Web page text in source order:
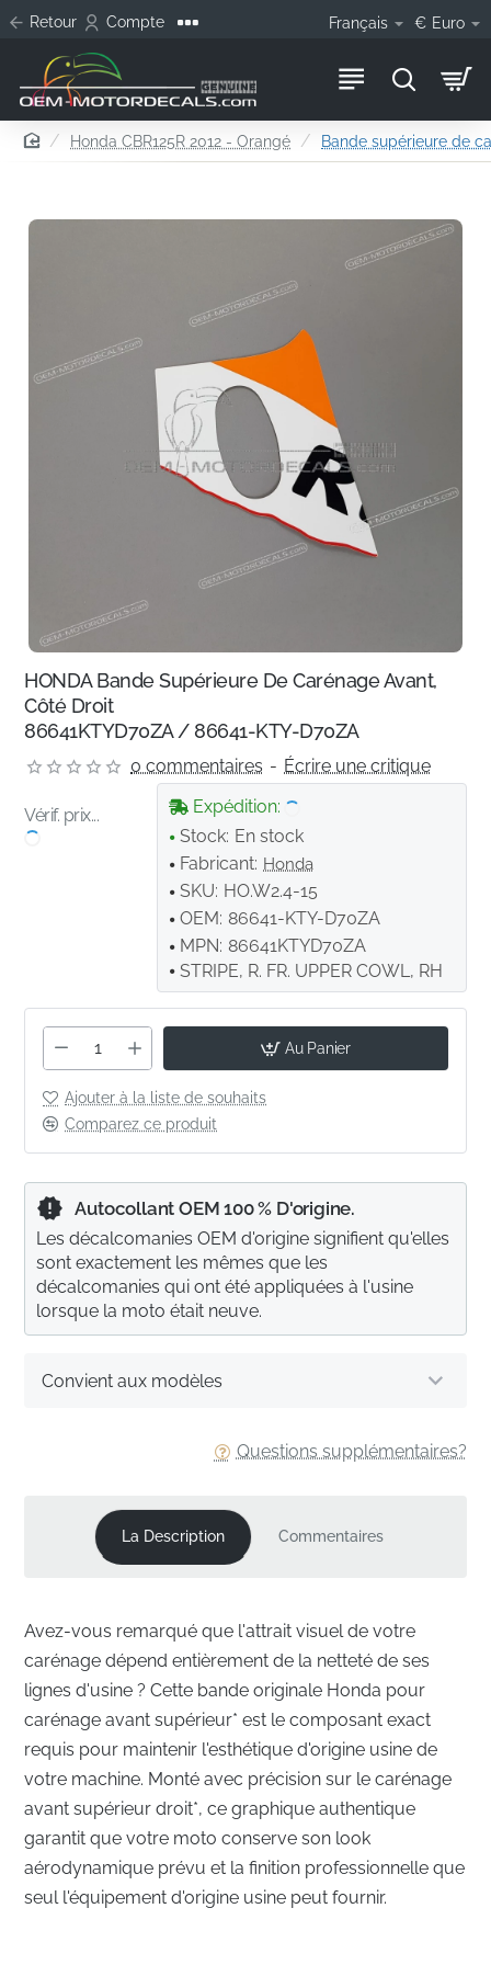
Retour Compte Français € Euro
homeHonda CBR125R 2012 - Orangé Bande supérieure de
HONDA Bande Supérieure De Carénage Avant,
Côté Droit
86641KTYD70ZA / 86641-KTY-D70ZA
0 commentaires - Écrire une critique
Vérif. prix...
Expédition:
Stock: En stock
Fabricant: Honda
SKU: HO.W2.4-15
OEM: 86641-KTY-D70ZA
MPN: 86641KTYD70ZA
STRIPE, R. FR. UPPER COWL, RH
Au Panier
Ajouter à la liste de souhaits
Comparez ce produit
Questions supplémentaires?
Convient aux modèles
Autocollant OEM 100 % D'origine.
Les décalcomanies OEM d'origine signifient qu'elles
sont exactement les mêmes que les
décalcomanies qui ont été appliquées à l'usine
lorsque la moto était neuve.
La Description Commentaires
Avez-vous remarqué que l'attrait visuel de votre
carénage dépend entièrement de la netteté de ses
lignes d'usine ? Cette bande originale Honda pour
carénage avant supérieur* est le composant exact
requis pour maintenir l'esthétique d'origine usine de
votre machine. Monté avec précision sur le carénage
avant supérieur droit*, ce graphique authentique
garantit que votre moto conserve son look
aérodynamique prévu et la finition professionnelle que
seul l'équipement d'origine usine peut fournir.